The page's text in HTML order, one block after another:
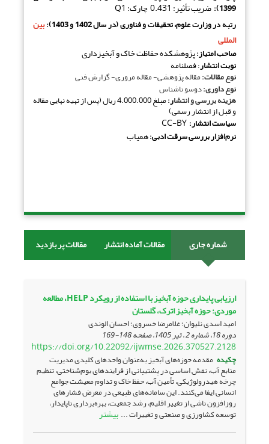
1399): ضریب تأثیر: 0.431 چارک: Q1
رتبه در وزارت علوم، تحقیقات و فناوری (در سال 1402 و 1403)‌:
بین
المللی
صاحب امتیاز:پژوهشکده حفاظت خاک و آبخیزداری
نوبت انتشار: فصلنامه
نوع مقالات:مقاله پژوهشی- مقاله مروری- گزارش فنی
نوع داوری:دوسو ناشناس
هزینه بررسی و انتشار: مبلغ 4.000.000 ریال (پس از تهیه نهایی مقاله
و قبل از انتشار رسمی)
سیاست انتشار: CC-BY
نرم‌افزار بررسی سرقت ادبی:همیاب
شماره جاری مقالات آماده انتشار مقالات پر بازدید
ارزیابی پایداری حوزه آبخیز با استفاده از رویکرد HELP، مطالعه
موردی: حوزه آبخیز اترک، گلستان
امید اسدی نلیوان؛ غلامرضا خسروی؛ احسان الوندی
دوره 18، شماره 2 ، تیر 1405، صفحه 148-169
https://doi.org/10.22092/ijwmse.2026.370527.2128
چکیده مقدمه حوزه‌های آبخیز به‌عنوان واحدهای کلیدی مدیریت
منابع آب، نقش اساسی در پشتیبانی از فرایندهای بوم‌شناختی، تنظیم
چرخه هیدرولوژیکی، تأمین آب، حفظ خاک و تداوم معیشت جوامع
انسانی ایفا می‌کنند. این سامانه‌های طبیعی در معرض فشارهای
روزافزون ناشی از تغییر اقلیم، رشد جمعیت، بهره‌برداری ناپایدار،
توسعه کشاورزی و صنعتی و تغییرات ... بیشتر